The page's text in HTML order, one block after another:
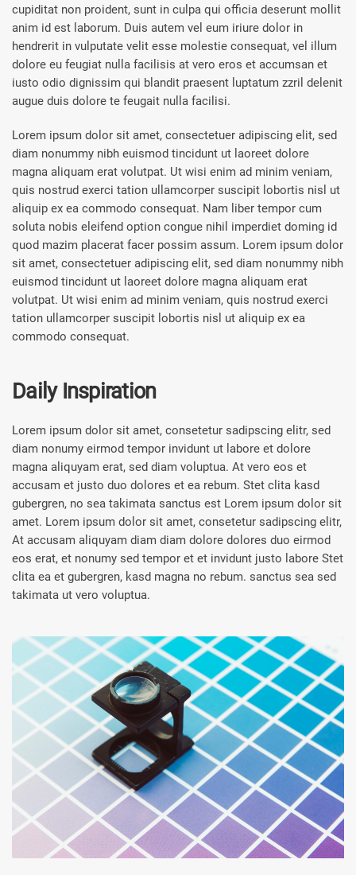
cupiditat non proident, sunt in culpa qui officia deserunt mollit
anim id est laborum. Duis autem vel eum iriure dolor in
hendrerit in vulputate velit esse molestie consequat, vel illum
dolore eu feugiat nulla facilisis at vero eros et accumsan et
iusto odio dignissim qui blandit praesent luptatum zzril delenit
augue duis dolore te feugait nulla facilisi.
Lorem ipsum dolor sit amet, consectetuer adipiscing elit, sed
diam nonummy nibh euismod tincidunt ut laoreet dolore
magna aliquam erat volutpat. Ut wisi enim ad minim veniam,
quis nostrud exerci tation ullamcorper suscipit lobortis nisl ut
aliquip ex ea commodo consequat. Nam liber tempor cum
soluta nobis eleifend option congue nihil imperdiet doming id
quod mazim placerat facer possim assum. Lorem ipsum dolor
sit amet, consectetuer adipiscing elit, sed diam nonummy nibh
euismod tincidunt ut laoreet dolore magna aliquam erat
volutpat. Ut wisi enim ad minim veniam, quis nostrud exerci
tation ullamcorper suscipit lobortis nisl ut aliquip ex ea
commodo consequat.
Daily Inspiration
Lorem ipsum dolor sit amet, consetetur sadipscing elitr, sed
diam nonumy eirmod tempor invidunt ut labore et dolore
magna aliquyam erat, sed diam voluptua. At vero eos et
accusam et justo duo dolores et ea rebum. Stet clita kasd
gubergren, no sea takimata sanctus est Lorem ipsum dolor sit
amet. Lorem ipsum dolor sit amet, consetetur sadipscing elitr,
At accusam aliquyam diam diam dolore dolores duo eirmod
eos erat, et nonumy sed tempor et et invidunt justo labore Stet
clita ea et gubergren, kasd magna no rebum. sanctus sea sed
takimata ut vero voluptua.